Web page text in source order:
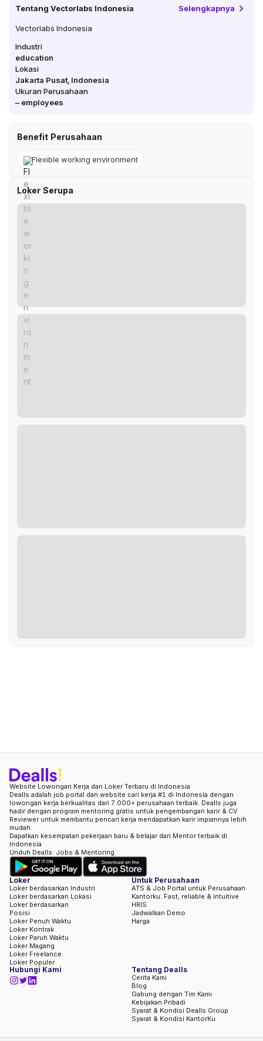
Tentang Vectorlabs Indonesia Selengkapnya
Vectorlabs Indonesia
Industri
education
Lokasi
Jakarta Pusat Indonesia
Ukuran Perusahaan
– employees
Benefit Perusahaan
Flexible working environment
Loker Serupa
Website Lowongan Kerja dan Loker Terbaru di Indonesia
Dealls adalah job portal dan website cari kerja #1 di Indonesia dengan
lowongan kerja berkualitas dari 7.000+ perusahaan terbaik. Dealls juga
hadir dengan program mentoring gratis untuk pengembangan karir & CV
Reviewer untuk membantu pencari kerja mendapatkan karir impiannya lebih
mudah.
Dapatkan kesempatan pekerjaan baru & belajar dari Mentor terbaik di
Indonesia
Unduh Dealls: Jobs & Mentoring
Loker
Loker berdasarkan Industri
Loker berdasarkan Lokasi
Loker berdasarkan
Posisi
Loker Penuh Waktu
Loker Kontrak
Loker Paruh Waktu
Loker Magang
Loker Freelance
Loker Populer
Untuk Perusahaan
ATS & Job Portal untuk Perusahaan
Kantorku: Fast, reliable & intuitive
HRIS
Jadwalkan Demo
Harga
Hubungi Kami Tentang Dealls
Cerita Kami
Blog
Gabung dengan Tim Kami
Kebijakan Pribadi
Syarat & Kondisi Dealls Group
Syarat & Kondisi KantorKu